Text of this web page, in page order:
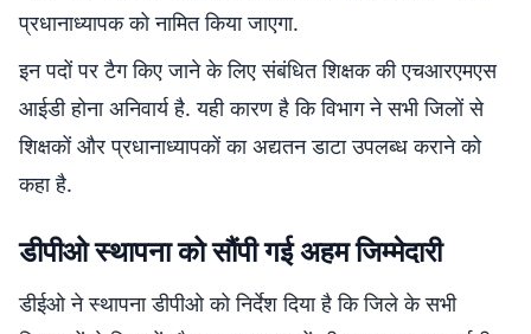
प्रधानाध्यापक को नामित किया जाएगा.
इन पदों पर टैग किए जाने के लिए संबंधित शिक्षक की एचआरएमएस
आईडी होना अनिवार्य है. यही कारण है कि विभाग ने सभी जिलों से
शिक्षकों और प्रधानाध्यापकों का अद्यतन डाटा उपलब्ध कराने को
कहा है.
डीपीओ स्थापना को सौंपी गई अहम जिम्मेदारी
डीईओ ने स्थापना डीपीओ को निर्देश दिया है कि जिले के सभी